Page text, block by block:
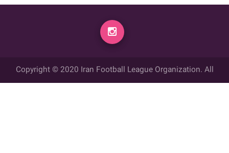
Copyright © 2020 Iran Football League Organization. All